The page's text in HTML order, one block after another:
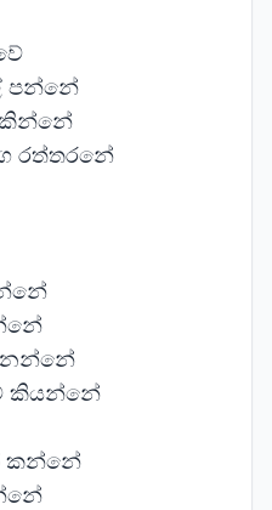
පන්නේ
රත්තරනේ
කියන්නේ
කන්නේ